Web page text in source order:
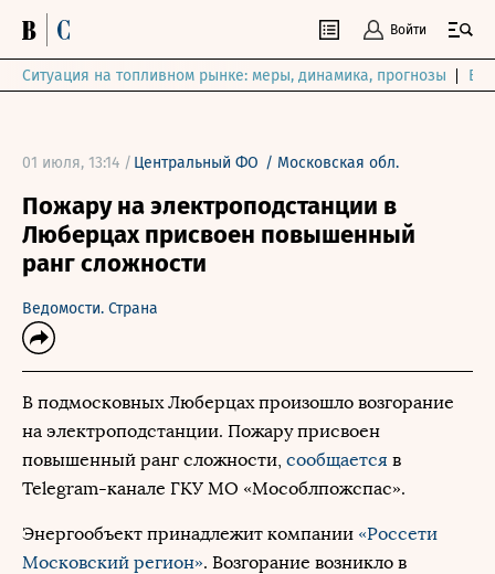
Войти
Ситуация на топливном рынке: меры, динамика, прогнозы
01 июля, 13:14 / Центральный ФО / Московская обл.
Пожару на электроподстанции в
Люберцах присвоен повышенный
ранг сложности
Ведомости. Страна
В подмосковных Люберцах произошло возгорание
на электроподстанции. Пожару присвоен
повышенный ранг сложности, сообщается в
Telegram-канале ГКУ МО «Мособлпожспас».
Энергообъект принадлежит компании «Россети
Московский регион». Возгорание возникло в